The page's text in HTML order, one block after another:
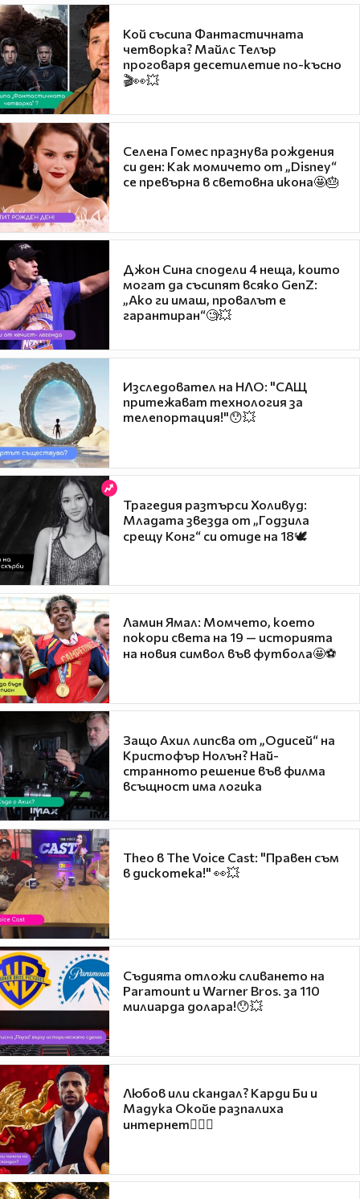
Кой съсипа Фантастичната
четворка? Майлс Телър
проговаря десетилетие по-късно
🎬👀💥
Селена Гомес празнува рождения
си ден: Как момичето от „Disney“
се превърна в световна икона🤩🎂
Джон Сина сподели 4 неща, които
могат да съсипят всяко GenZ:
„Ако ги имаш, провалът е
гарантиран“🧐💥
Изследовател на НЛО: "САЩ
притежават технология за
телепортация!"😯💥
Трагедия разтърси Холивуд:
Младата звезда от „Годзила
срещу Конг“ си отиде на 18🕊️
Ламин Ямал: Момчето, което
покори света на 19 — историята
на новия символ във футбола🤩⚽
Защо Ахил липсва от „Одисей“ на
Кристофър Нолън? Най-
странното решение във филма
всъщност има логика
Theo в The Voice Cast: "Правен съм
в дискотека!" 👀💥
Съдията отложи сливането на
Paramount и Warner Bros. за 110
милиарда долара!😯💥
Любов или скандал? Карди Би и
Мадука Окойе разпалиха
интернет❤️‍🔥🔥